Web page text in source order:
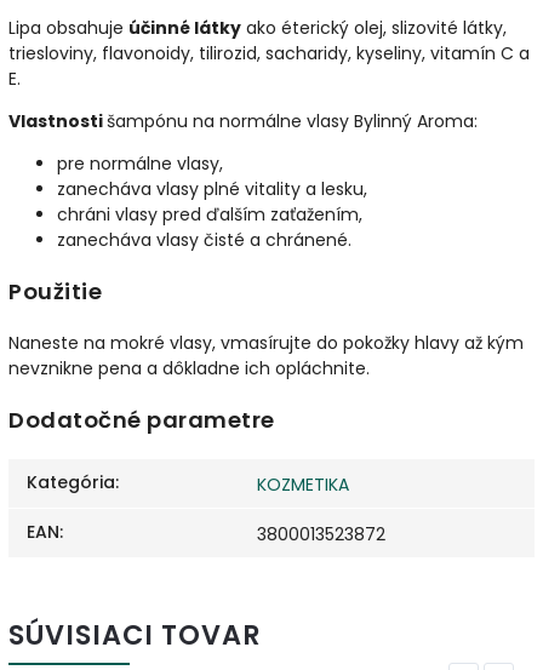
Lipa obsahuje účinné látky ako éterický olej, slizovité látky,
triesloviny, flavonoidy, tilirozid, sacharidy, kyseliny, vitamín C a
E.
Vlastnostišampónu na normálne vlasy Bylinný Aroma:
pre normálne vlasy,
zanecháva vlasy plné vitality a lesku,
chráni vlasy pred ďalším zaťažením,
zanecháva vlasy čisté a chránené.
Použitie
Naneste na mokré vlasy, vmasírujte do pokožky hlavy až kým
nevznikne pena a dôkladne ich opláchnite.
Dodatočné parametre
Kategória:
KOZMETIKA
EAN: 3800013523872
SÚVISIACI TOVAR